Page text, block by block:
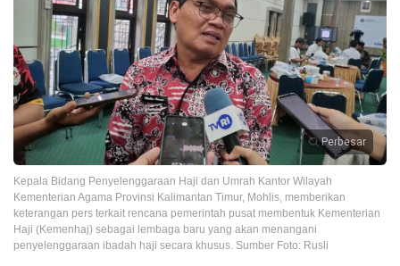
Perbesar
Kepala Bidang Penyelenggaraan Haji dan Umrah Kantor Wilayah
Kementerian Agama Provinsi Kalimantan Timur, Mohlis, memberikan
keterangan pers terkait rencana pemerintah pusat membentuk Kementerian
Haji (Kemenhaj) sebagai lembaga baru yang akan menangani
penyelenggaraan ibadah haji secara khusus. Sumber Foto: Rusli